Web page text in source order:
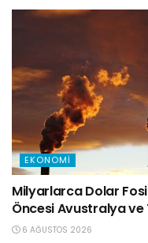
EKONOMI
Milyarlarca Dolar
Öncesi Avustralya ve
6 AĞUSTOS 2026